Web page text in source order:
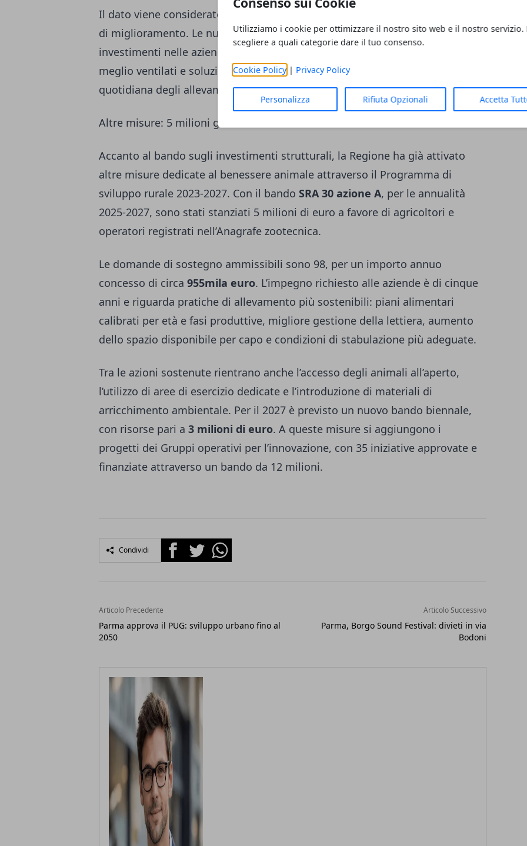
Utilizziamo i cookie per ottimizzare il nostro sito web e il nostro servizio.
scegliere a quali categorie dare il tuo consenso.
Cookie Policy| Privacy Policy
Personalizza Rifiuta Opzionali Accetta
Il dato viene considerato rilevante, ma non sufficiente a esaurire il percorso
di miglioramento. Le nuove risorse serviranno a sostenere ulteriori
investimenti nelle aziende, favorendo strutture più funzionali, ambienti
meglio ventilati e soluzioni capaci di ridurre stress e criticità nella gestione
quotidiana degli allevamenti.
Altre misure: 5 milioni già stanziati e nuovo bando nel 2027
Accanto al bando sugli investimenti strutturali, la Regione ha già attivato
altre misure dedicate al benessere animale attraverso il Programma di
sviluppo rurale 2023-2027. Con il bando SRA 30 azione A, per le annualità
2025-2027, sono stati stanziati 5 milioni di euro a favore di agricoltori e
operatori registrati nell’Anagrafe zootecnica.
Le domande di sostegno ammissibili sono 98, per un importo annuo
concesso di circa 955mila euro. L’impegno richiesto alle aziende è di cinque
anni e riguarda pratiche di allevamento più sostenibili: piani alimentari
calibrati per età e fasi produttive, migliore gestione della lettiera, aumento
dello spazio disponibile per capo e condizioni di stabulazione più adeguate.
Tra le azioni sostenute rientrano anche l’accesso degli animali all’aperto,
l’utilizzo di aree di esercizio dedicate e l’introduzione di materiali di
arricchimento ambientale. Per il 2027 è previsto un nuovo bando biennale,
con risorse pari a 3 milioni di euro. A queste misure si aggiungono i
progetti dei Gruppi operativi per l’innovazione, con 35 iniziative approvate e
finanziate attraverso un bando da 12 milioni.
Condividi FacebookTwitterWhatsapp
Articolo Precedente
Parma approva il PUG: sviluppo urbano fino al
2050
Articolo Successivo
Parma, Borgo Sound Festival: divieti in via
Bodoni